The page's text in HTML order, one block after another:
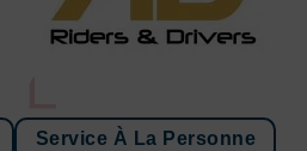
Service À La Personne